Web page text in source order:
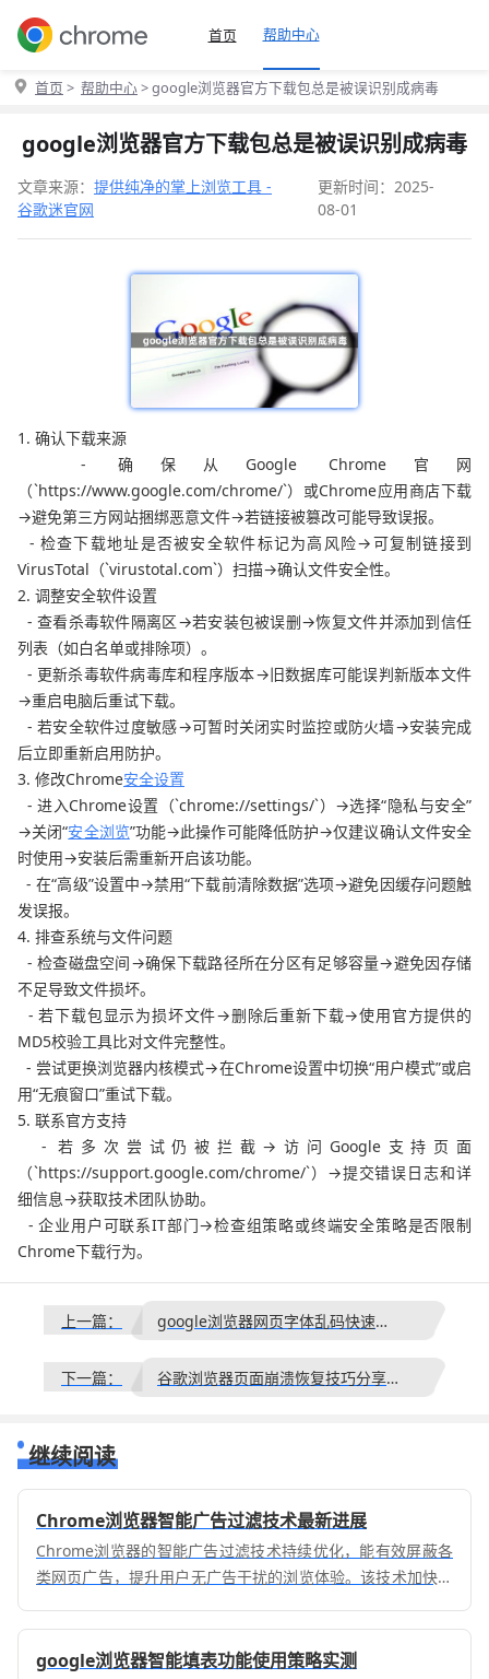
首页 帮助中心
首页 > 帮助中心> google浏览器官方下载包总是被误识别成病毒
google浏览器官方下载包总是被误识别成病毒
文章来源： 提供纯净的掌上浏览工具 -
谷歌迷官网
更新时间：2025-
08-01
1. 确认下载来源
- 确保从Google Chrome官网
（`https://www.google.com/chrome/`）或Chrome应用商店下载
→避免第三方网站捆绑恶意文件→若链接被篡改可能导致误报。
- 检查下载地址是否被安全软件标记为高风险→可复制链接到
VirusTotal（`virustotal.com`）扫描→确认文件安全性。
2. 调整安全软件设置
- 查看杀毒软件隔离区→若安装包被误删→恢复文件并添加到信任
列表（如白名单或排除项）。
- 更新杀毒软件病毒库和程序版本→旧数据库可能误判新版本文件
→重启电脑后重试下载。
- 若安全软件过度敏感→可暂时关闭实时监控或防火墙→安装完成
后立即重新启用防护。
3. 修改Chrome安全设置
- 进入Chrome设置（`chrome://settings/`）→选择“隐私与安全”
→关闭“安全浏览”功能→此操作可能降低防护→仅建议确认文件安全
时使用→安装后需重新开启该功能。
- 在“高级”设置中→禁用“下载前清除数据”选项→避免因缓存问题触
发误报。
4. 排查系统与文件问题
- 检查磁盘空间→确保下载路径所在分区有足够容量→避免因存储
不足导致文件损坏。
- 若下载包显示为损坏文件→删除后重新下载→使用官方提供的
MD5校验工具比对文件完整性。
- 尝试更换浏览器内核模式→在Chrome设置中切换“用户模式”或启
用“无痕窗口”重试下载。
5. 联系官方支持
- 若多次尝试仍被拦截→访问Google支持页面
（`https://support.google.com/chrome/`）→提交错误日志和详
细信息→获取技术团队协助。
- 企业用户可联系IT部门→检查组策略或终端安全策略是否限制
Chrome下载行为。
上一篇： google浏览器网页字体乱码快速修复技巧
下一篇： 谷歌浏览器页面崩溃恢复技巧分享和实操经验
继续阅读
Chrome浏览器智能广告过滤技术最新进展
Chrome浏览器的智能广告过滤技术持续优化，能有效屏蔽各
类网页广告，提升用户无广告干扰的浏览体验。该技术加快网
google浏览器智能填表功能使用策略实测